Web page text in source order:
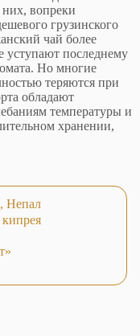
них, вопреки
грузинского
чай более
уступают последнему
Но многие
теряются при
обладают
температуры и
хранении,
Непал
кипрея